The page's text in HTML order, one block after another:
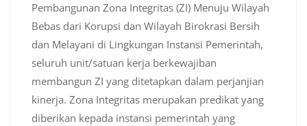
Pembangunan Zona Integritas (ZI) Menuju Wilayah
Bebas dari Korupsi dan Wilayah Birokrasi Bersih
dan Melayani di Lingkungan Instansi Pemerintah,
seluruh unit/satuan kerja berkewajiban
membangun ZI yang ditetapkan dalam perjanjian
kinerja. Zona Integritas merupakan predikat yang
diberikan kepada instansi pemerintah yang